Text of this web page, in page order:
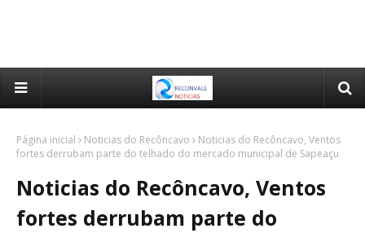
Página inicial Noticias do Recôncavo
Noticias do Recôncavo, Ventos
fortes derrubam parte do telhado do mercado municipal de Sapeaçu
Noticias do Recôncavo, Ventos
fortes derrubam parte do